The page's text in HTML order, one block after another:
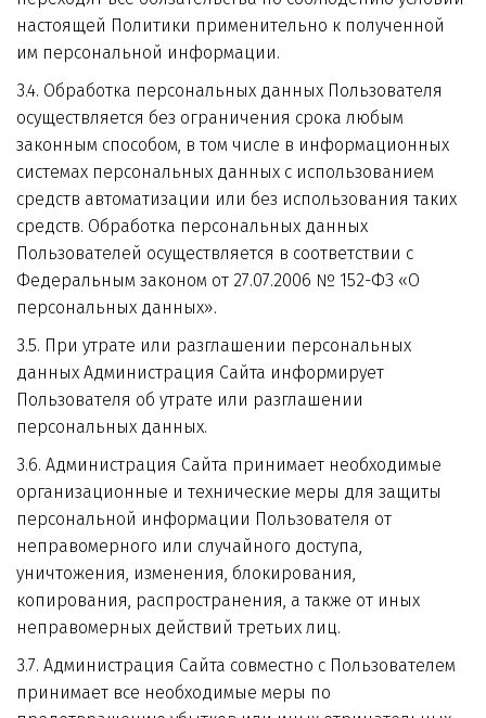
настоящей Политики применительно к полученной
им персональной информации.
3.4. Обработка персональных данных Пользователя
осуществляется без ограничения срока любым
законным способом, в том числе в информационных
системах персональных данных с использованием
средств автоматизации или без использования таких
средств. Обработка персональных данных
Пользователей осуществляется в соответствии с
Федеральным законом от 27.07.2006 № 152-ФЗ «О
персональных данных».
3.5. При утрате или разглашении персональных
данных Администрация Сайта информирует
Пользователя об утрате или разглашении
персональных данных.
3.6. Администрация Сайта принимает необходимые
организационные и технические меры для защиты
персональной информации Пользователя от
неправомерного или случайного доступа,
уничтожения, изменения, блокирования,
копирования, распространения, а также от иных
неправомерных действий третьих лиц.
3.7. Администрация Сайта совместно с Пользователем
принимает все необходимые меры по